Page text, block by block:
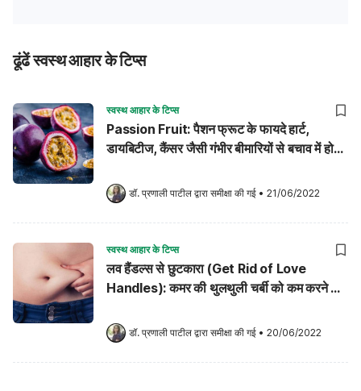
ढूंढें स्वस्थ आहार के टिप्स
स्वस्थ आहार के टिप्स
Passion Fruit: पैशन फ्रूट के फायदे हार्ट,
डायबिटीज, कैंसर जैसी गंभीर बीमारियों से बचाव में हो
डॉ. प्रणाली पाटील द्वारा समीक्षा की गई • 21/06/2022
स्वस्थ आहार के टिप्स
लव हैंडल्स से छुटकारा (Get Rid of Love
Handles): कमर की थुलथुली चर्बी को कम करने के
डॉ. प्रणाली पाटील द्वारा समीक्षा की गई • 20/06/2022